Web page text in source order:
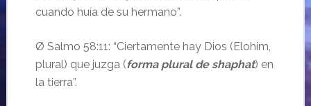
cuando huía de su hermano”.
Ø Salmo 58:11: “Ciertamente hay Dios (Elohim,
plural) que juzga (forma plural de shaphat) en
la tierra”.